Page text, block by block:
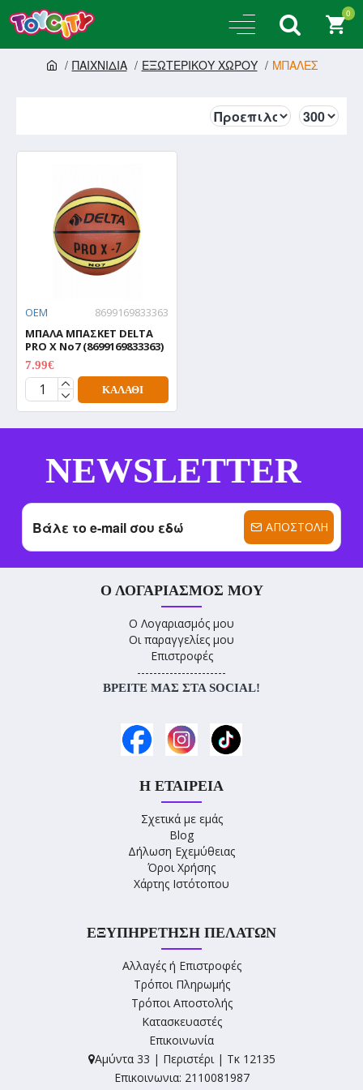
0
ΠΑΙΧΝΙΔΙΑ ΕΞΩΤΕΡΙΚΟΥ ΧΩΡΟΥ ΜΠΑΛΕΣ
OEM
8699169833363
ΜΠΑΛΑ ΜΠΑΣΚΕΤ DELTA
PRO X No7 (8699169833363)
7.99€
ΚΑΛΆΘΙ
NEWSLETTER
ΑΠΟΣΤΟΛΉ
Ο ΛΟΓΑΡΙΑΣΜΌΣ ΜΟΥ
Ο Λογαριασμός μου
Οι παραγγελίες μου
Επιστροφές
----------------------
ΒΡΕΊΤΕ ΜΑΣ ΣΤΑ SOCIAL!
Η ΕΤΑΙΡΕΊΑ
Σχετικά με εμάς
Blog
Δήλωση Εχεμύθειας
Όροι Χρήσης
Χάρτης Ιστότοπου
ΕΞΥΠΗΡΈΤΗΣΗ ΠΕΛΑΤΏΝ
Αλλαγές ή Επιστροφές
Τρόποι Πληρωμής
Τρόποι Αποστολής
Κατασκευαστές
Επικοινωνία
Αμύντα 33 | Περιστέρι | Τκ 12135
Επικοινωνια: 2110081987